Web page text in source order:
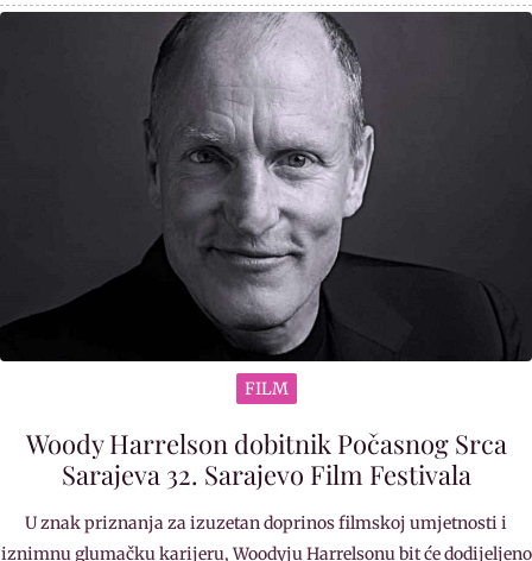
FILM
Woody Harrelson dobitnik Počasnog Srca
Sarajeva 32. Sarajevo Film Festivala
U znak priznanja za izuzetan doprinos filmskoj umjetnosti i
iznimnu glumačku karijeru, Woodyju Harrelsonu bit će dodijeljeno